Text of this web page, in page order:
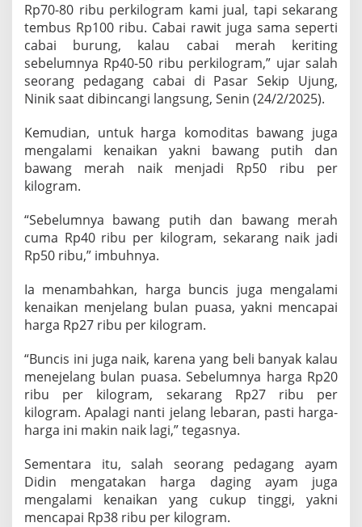
Rp70-80 ribu perkilogram kami jual, tapi sekarang
tembus Rp100 ribu. Cabai rawit juga sama seperti
cabai burung, kalau cabai merah keriting
sebelumnya Rp40-50 ribu perkilogram,” ujar salah
seorang pedagang cabai di Pasar Sekip Ujung,
Ninik saat dibincangi langsung, Senin (24/2/2025).
Kemudian, untuk harga komoditas bawang juga
mengalami kenaikan yakni bawang putih dan
bawang merah naik menjadi Rp50 ribu per
kilogram.
“Sebelumnya bawang putih dan bawang merah
cuma Rp40 ribu per kilogram, sekarang naik jadi
Rp50 ribu,” imbuhnya.
Ia menambahkan, harga buncis juga mengalami
kenaikan menjelang bulan puasa, yakni mencapai
harga Rp27 ribu per kilogram.
“Buncis ini juga naik, karena yang beli banyak kalau
menejelang bulan puasa. Sebelumnya harga Rp20
ribu per kilogram, sekarang Rp27 ribu per
kilogram. Apalagi nanti jelang lebaran, pasti harga-
harga ini makin naik lagi,” tegasnya.
Sementara itu, salah seorang pedagang ayam
Didin mengatakan harga daging ayam juga
mengalami kenaikan yang cukup tinggi, yakni
mencapai Rp38 ribu per kilogram.